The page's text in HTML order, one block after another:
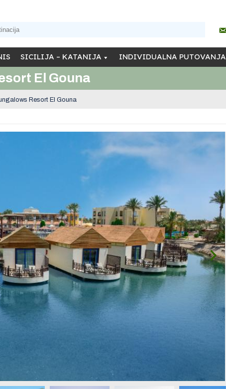
SICILIJA – KATANIJA INDIVIDUALNA PUTOVANJA
El Gouna
Resort El Gouna